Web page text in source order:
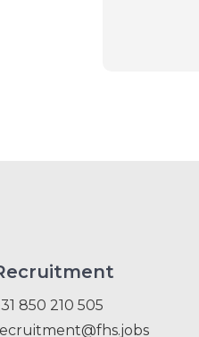
850 210 505